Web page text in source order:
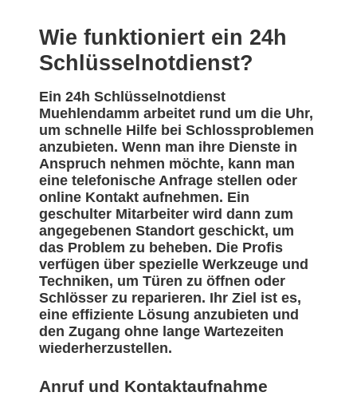
Wie funktioniert ein 24h
Schlüsselnotdienst?
Ein 24h Schlüsselnotdienst
Muehlendamm arbeitet rund um die Uhr,
um schnelle Hilfe bei Schlossproblemen
anzubieten. Wenn man ihre Dienste in
Anspruch nehmen möchte, kann man
eine telefonische Anfrage stellen oder
online Kontakt aufnehmen. Ein
geschulter Mitarbeiter wird dann zum
angegebenen Standort geschickt, um
das Problem zu beheben. Die Profis
verfügen über spezielle Werkzeuge und
Techniken, um Türen zu öffnen oder
Schlösser zu reparieren. Ihr Ziel ist es,
eine effiziente Lösung anzubieten und
den Zugang ohne lange Wartezeiten
wiederherzustellen.
Anruf und Kontaktaufnahme